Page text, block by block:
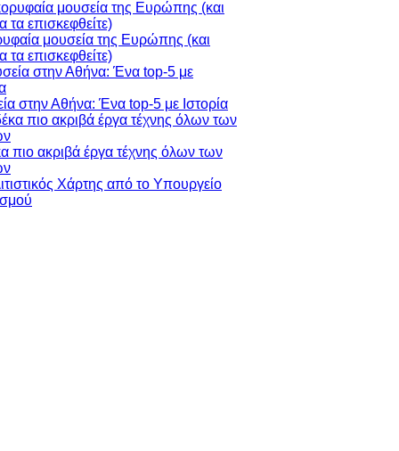
μουσεία της Ευρώπης (και
τα επισκεφθείτε)
στην Αθήνα: Ένα top-5 με Ιστορία
πιο ακριβά έργα τέχνης όλων των